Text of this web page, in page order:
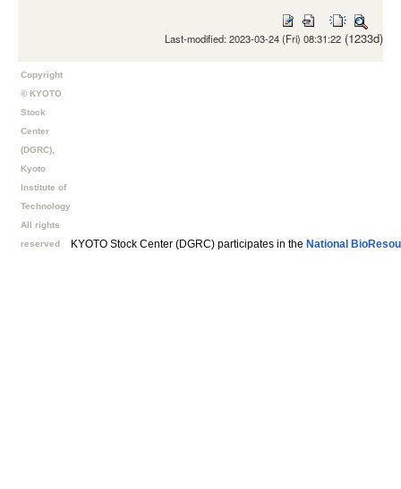
Last-modified: 2023-03-24 (Fri) 08:31:22 (1233d)
Copyright
© KYOTO
Stock
Center
(DGRC),
Kyoto
Institute of
Technology
All rights
reserved
KYOTO Stock Center (DGRC) participates in the National